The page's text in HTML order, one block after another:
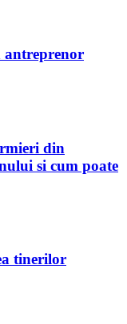
antreprenor
din
si cum poate
tinerilor